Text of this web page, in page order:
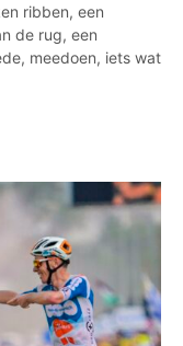
ribben, een
de rug, een
meedoen, iets wat